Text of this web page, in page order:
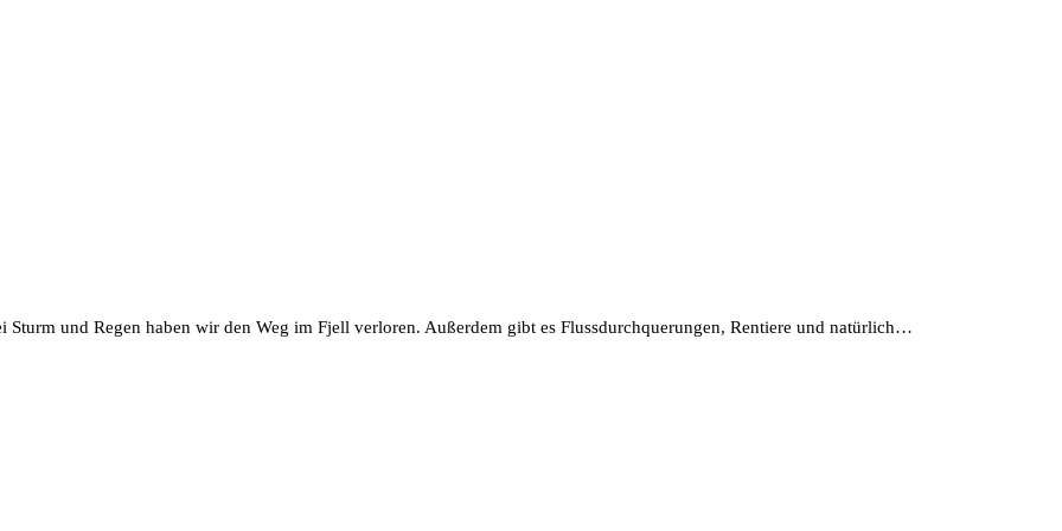
und Regen haben wir den Weg im Fjell verloren. Außerdem gibt es Flussdurchquerungen, Rentiere und natürlich…